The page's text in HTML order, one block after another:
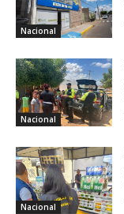
Nacional
Nacional
Nacional